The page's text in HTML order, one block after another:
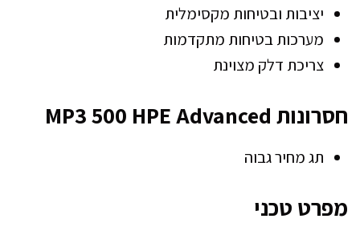
יציבות ובטיחות מקסימלית
מערכות בטיחות מתקדמות
צריכת דלק מצוינת
חסרונות MP3 500 HPE Advanced
תג מחיר גבוה
מפרט טכני